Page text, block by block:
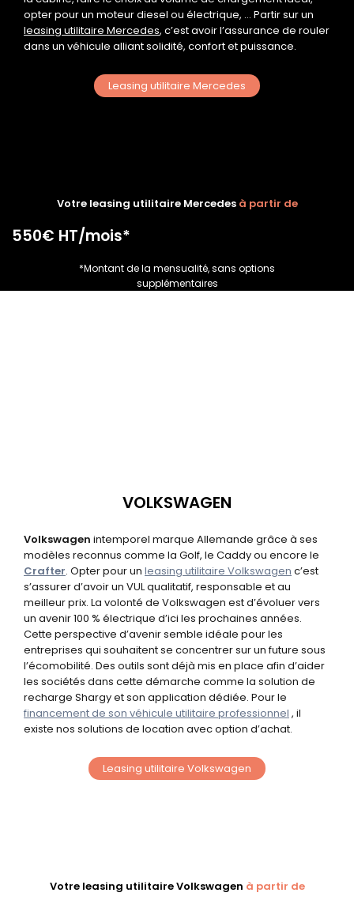
opter pour un moteurdiesel ou électrique, … Partir sur un
leasing utilitaire Mercedes, c’est avoir l’assurance de rouler
dans un véhicule alliant solidité, confort et puissance.
Leasing utilitaire Mercedes
Votre leasing utilitaire Mercedes à partir de
550€ HT/mois*
*Montant de la mensualité, sans options
supplémentaires
VOLKSWAGEN
Volkswagen intemporel marque Allemande grâce à ses
modèles reconnus comme la Golf, le Caddy ou encore le
Crafter. Opter pour un leasing utilitaire Volkswagen c’est
s’assurer d’avoir un VUL qualitatif, responsable et au
meilleur prix. La volonté de Volkswagen est d’évoluer vers
un avenir100 % électrique d’ici les prochaines années.
Cette perspective d’avenir semble idéale pour les
entreprises qui souhaitent se concentrer sur un future sous
l’écomobilité. Des outils sont déjà mis en place afin d’aider
les sociétés dans cette démarche comme la solution de
recharge Shargy et son application dédiée. Pour le
financement de son véhicule utilitaire professionnel , il
existe nos solutions de location avec option d’achat.
Leasing utilitaire Volkswagen
Votre leasing utilitaire Volkswagen à partir de